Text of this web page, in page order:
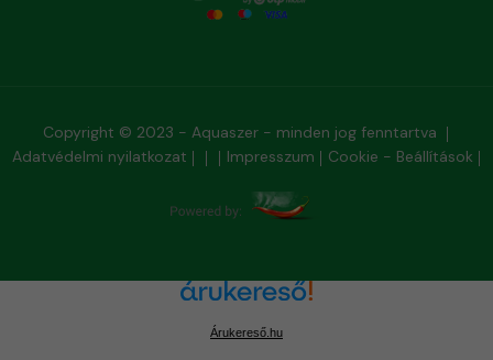
Copyright © 2023 - Aquaszer - minden jog fenntartva
Adatvédelmi nyilatkozat
Impresszum Cookie - Beállítások
Árukereső.hu